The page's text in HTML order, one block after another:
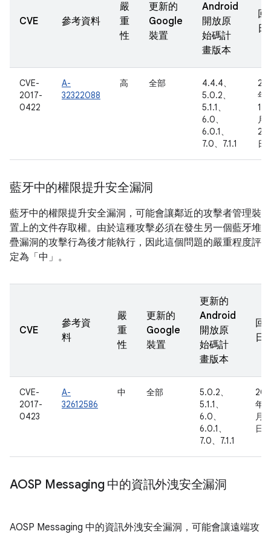
CVE 參考資料
嚴
重
性
更新的
Google
裝置
Android
開放原
始碼計
畫版本
回
日
CVE-
2017-
0422
A-
32322088
高 全部
4.4.4、
5.0.2、
5.1.1、
6.0、
6.0.1、
7.0、7.1.1
年
10
月
20
日
藍牙中的權限提升安全漏洞
藍牙中的權限提升安全漏洞，可能會讓鄰近的攻擊者管理裝
置上的文件存取權。由於這種攻擊必須在發生另一個藍牙堆
疊漏洞的攻擊行為後才能執行，因此這個問題的嚴重程度評
定為「中」。
CVE
參考資
料
嚴
重
性
更新的
Google
裝置
更新的
Android
開放原
始碼計
畫版本
回
日
CVE-
2017-
0423
A-
32612586
中 全部
5.0.2、
5.1.1、
6.0、
6.0.1、
7.0、7.1.1
年
月 2
日
AOSP Messaging 中的資訊外洩安全漏洞
AOSP Messaging 中的資訊外洩安全漏洞，可能會讓遠端攻